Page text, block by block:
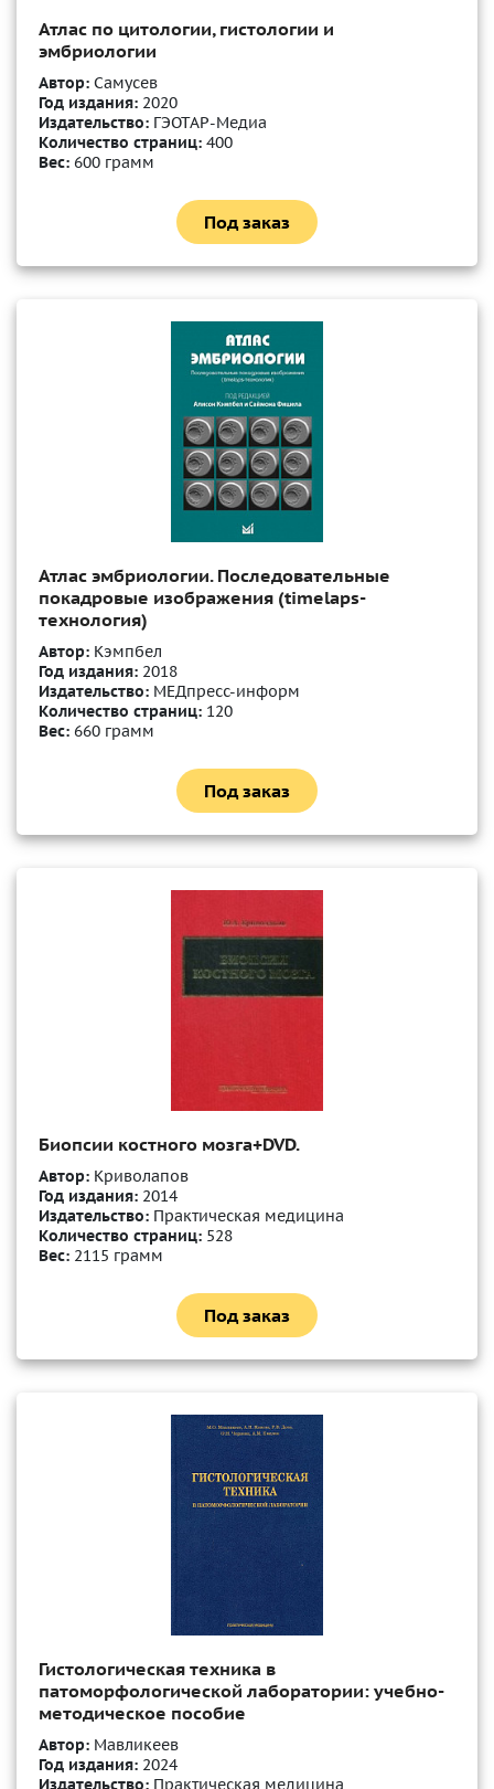
Атлас по цитологии, гистологии и
эмбриологии
Автор: Самусев
Год издания: 2020
Издательство: ГЭОТАР-Медиа
Количество страниц: 400
Вес: 600 грамм
Под заказ
Атлас эмбриологии. Последовательные
покадровые изображения (timelaps-
технология)
Автор: Кэмпбел
Год издания: 2018
Издательство: МЕДпресс-информ
Количество страниц: 120
Вес: 660 грамм
Под заказ
Биопсии костного мозга+DVD.
Автор: Криволапов
Год издания: 2014
Издательство: Практическая медицина
Количество страниц: 528
Вес: 2115 грамм
Под заказ
Гистологическая техника в
патоморфологической лаборатории: учебно-
методическое пособие
Автор: Мавликеев
Год издания: 2024
Издательство: Практическая медицина